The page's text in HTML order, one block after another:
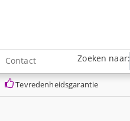
Contact Zoeken naar:
Tevredenheidsgarantie